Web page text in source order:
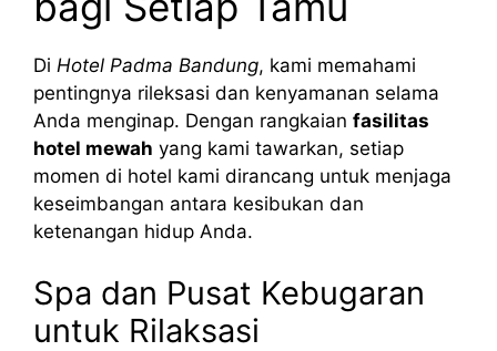
Di Hotel Padma Bandung, kami memahami
pentingnya rileksasi dan kenyamanan selama
Anda menginap. Dengan rangkaian fasilitas
hotel mewah yang kami tawarkan, setiap
momen di hotel kami dirancang untuk menjaga
keseimbangan antara kesibukan dan
ketenangan hidup Anda.
Spa dan Pusat Kebugaran
untuk Rilaksasi